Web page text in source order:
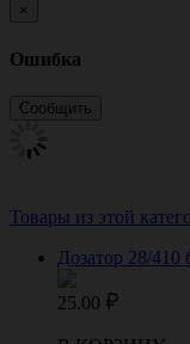
×
Ошибка
Товары из этой
Дозатор 28/
25.00